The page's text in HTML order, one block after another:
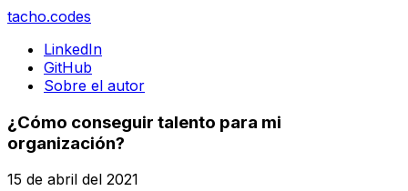
tacho.codes
LinkedIn
GitHub
Sobre el autor
¿Cómo conseguir talento para mi
organización?
15 de abril del 2021